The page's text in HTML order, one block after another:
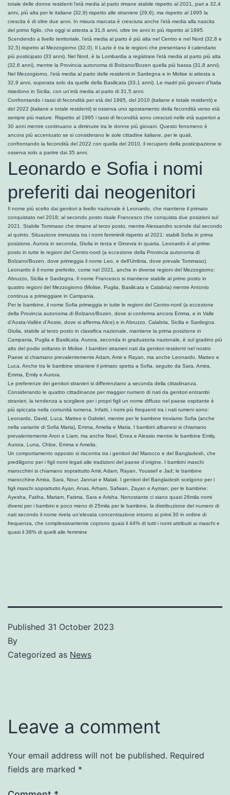
totale delle donne residenti l’età media al parto rimane stabile rispetto al 2021, pari a 32,4
anni, più alta per le italiane (32,9) rispetto alle straniere (29,6), ma rispetto al 1995 la
crescita è di oltre due anni. In misura marcata è cresciuta anche l’età media alla nascita
del primo figlio, che oggi si attesta a 31,6 anni, oltre tre anni in più rispetto al 1995.
Scendendo a livello territoriale, l’età media al parto è più alta nel Centro e nel Nord (32,8 e
32,5) rispetto al Mezzogiorno (32,0). Il Lazio è tra le regioni che presentano il calendario
più posticipato (33 anni). Nel Nord, è la Lombardia a registrare l’età media al parto più alta
(32,6 anni), mentre la Provincia autonoma di Bolzano/Bozen quella più bassa (31,8 anni).
Nel Mezzogiorno, l’età media al parto delle residenti in Sardegna e in Molise si attesta a
32,9 anni, superata solo da quelle della Basilicata (33,1 anni). Le madri più giovani d’Italia
risiedono in Sicilia, con un’età media al parto di 31,5 anni.
Confrontando i tassi di fecondità per età del 1995, del 2010 (italiane e totale residenti) e
del 2022 (italiane e totale residenti) si osserva uno spostamento della fecondità verso età
sempre più mature. Rispetto al 1995 i tassi di fecondità sono cresciuti nelle età superiori a
30 anni mentre continuano a diminuire tra le donne più giovani. Questo fenomeno è
ancora più accentuato se si considerano le sole cittadine italiane, per le quali,
confrontando la fecondità del 2022 con quella del 2010, il recupero della posticipazione si
osserva solo a partire dai 35 anni.
Leonardo e Sofia i nomi
preferiti dai neogenitori
Il nome più scelto dai genitori a livello nazionale è Leonardo, che mantiene il primato
conquistato nel 2018; al secondo posto risale Francesco che conquista due posizioni sul
2021. Stabile Tommaso che rimane al terzo posto, mentre Alessandro scende dal secondo
al quinto. Situazione immutata tra i nomi femminili rispetto al 2021: stabili Sofia in prima
posizione, Aurora in seconda, Giulia in terza e Ginevra in quarta. Leonardo è al primo
posto in tutte le regioni del Centro-nord (a eccezione della Provincia autonoma di
Bolzano/Bozen, dove primeggia il nome Leo, e dell’Umbria, dove prevale Tommaso).
Leonardo è il nome preferito, come nel 2021, anche in diverse regioni del Mezzogiorno:
Abruzzo, Sicilia e Sardegna. Il nome Francesco si mantiene stabile al primo posto in
quattro regioni del Mezzogiorno (Molise, Puglia, Basilicata e Calabria) mentre Antonio
continua a primeggiare in Campania.
Per le bambine, il nome Sofia primeggia in tutte le regioni del Centro-nord (a eccezione
della Provincia autonoma di Bolzano/Bozen, dove si conferma ancora Emma, e in Valle
d’Aosta-Vallée d’Aoste, dove si afferma Alice) e in Abruzzo, Calabria, Sicilia e Sardegna.
Giulia, stabile al terzo posto in classifica nazionale, mantiene la prima posizione in
Campania, Puglia e Basilicata. Aurora, seconda in graduatoria nazionale, è sul gradino più
alto del podio soltanto in Molise. I bambini stranieri nati da genitori residenti nel nostro
Paese si chiamano prevalentemente Adam, Amir e Rayan, ma anche Leonardo, Matteo e
Luca. Anche tra le bambine straniere il primato spetta a Sofia, seguito da Sara, Amira,
Emma, Emily e Aurora.
Le preferenze dei genitori stranieri si differenziano a seconda della cittadinanza.
Considerando le quattro cittadinanze per maggior numero di nati da genitori entrambi
stranieri, la tendenza a scegliere per i propri figli un nome diffuso nel paese ospitante è
più spiccata nella comunità rumena. Infatti, i nomi più frequenti tra i nati rumeni sono:
Leonardo, David, Luca, Matteo e Gabriel, mentre per le bambine troviamo Sofia (anche
nella variante di Sofia Maria), Emma, Amelia e Maria. I bambini albanesi si chiamano
prevalentemente Aron e Liam, ma anche Noel, Enea e Alessio mentre le bambine Emily,
Aurora, Luna, Chloe, Emma e Amelia.
Un comportamento opposto si riscontra tra i genitori del Marocco e del Bangladesh, che
prediligono per i figli nomi legati alle tradizioni del paese d’origine. I bambini maschi
marocchini si chiamano soprattutto Amir, Adam, Rayan, Youssef e Jad; le bambine
marocchine Amira, Sara, Nour, Jannat e Malak. I genitori del Bangladesh scelgono per i
figli maschi soprattutto Ayan, Anas, Arham, Safwan, Zayan e Ayman; per le bambine:
Ayesha, Fatiha, Mariam, Fatima, Sara e Arisha. Nonostante ci siano quasi 26mila nomi
diversi per i bambini e poco meno di 25mila per le bambine, la distribuzione del numero di
nati secondo il nome rivela un’elevata concentrazione intorno ai primi 30 in ordine di
frequenza, che complessivamente coprono quasi il 44% di tutti i nomi attribuiti ai maschi e
quasi il 38% di quelli alle femmine
Published 31 October 2023
By
Categorized as News
Leave a comment
Your email address will not be published. Required
fields are marked *